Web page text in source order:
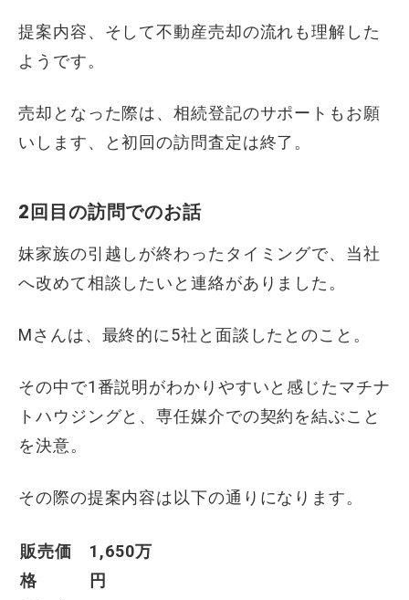
提案内容、そして不動産売却の流れも理解した
ようです。
売却となった際は、相続登記のサポートもお願
いします、と初回の訪問査定は終了。
2回目の訪問でのお話
妹家族の引越しが終わったタイミングで、当社
へ改めて相談したいと連絡がありました。
Mさんは、最終的に5社と面談したとのこと。
その中で1番説明がわかりやすいと感じたマチナ
トハウジングと、専任媒介での契約を結ぶこと
を決意。
その際の提案内容は以下の通りになります。
販売価
格
1,650万
円